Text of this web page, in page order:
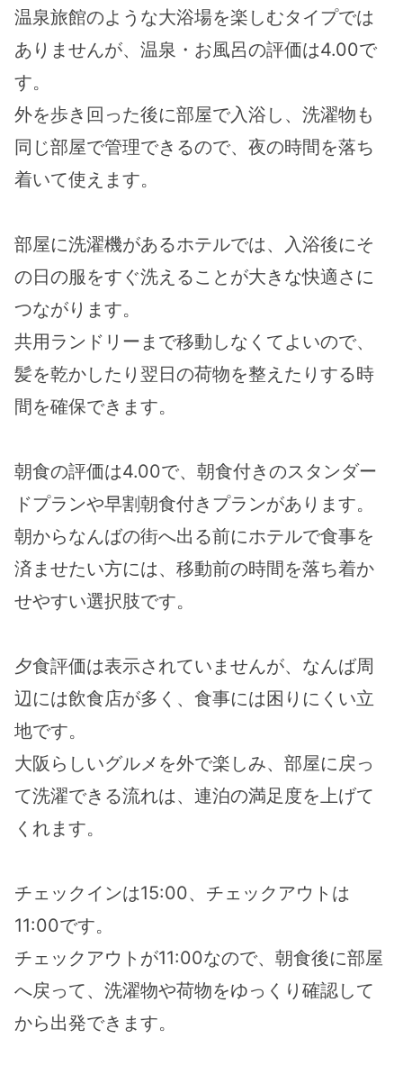
温泉旅館のような大浴場を楽しむタイプでは
ありませんが、温泉・お風呂の評価は4.00で
す。
外を歩き回った後に部屋で入浴し、洗濯物も
同じ部屋で管理できるので、夜の時間を落ち
着いて使えます。
部屋に洗濯機があるホテルでは、入浴後にそ
の日の服をすぐ洗えることが大きな快適さに
つながります。
共用ランドリーまで移動しなくてよいので、
髪を乾かしたり翌日の荷物を整えたりする時
間を確保できます。
朝食の評価は4.00で、朝食付きのスタンダー
ドプランや早割朝食付きプランがあります。
朝からなんばの街へ出る前にホテルで食事を
済ませたい方には、移動前の時間を落ち着か
せやすい選択肢です。
夕食評価は表示されていませんが、なんば周
辺には飲食店が多く、食事には困りにくい立
地です。
大阪らしいグルメを外で楽しみ、部屋に戻っ
て洗濯できる流れは、連泊の満足度を上げて
くれます。
チェックインは15:00、チェックアウトは
11:00です。
チェックアウトが11:00なので、朝食後に部屋
へ戻って、洗濯物や荷物をゆっくり確認して
から出発できます。